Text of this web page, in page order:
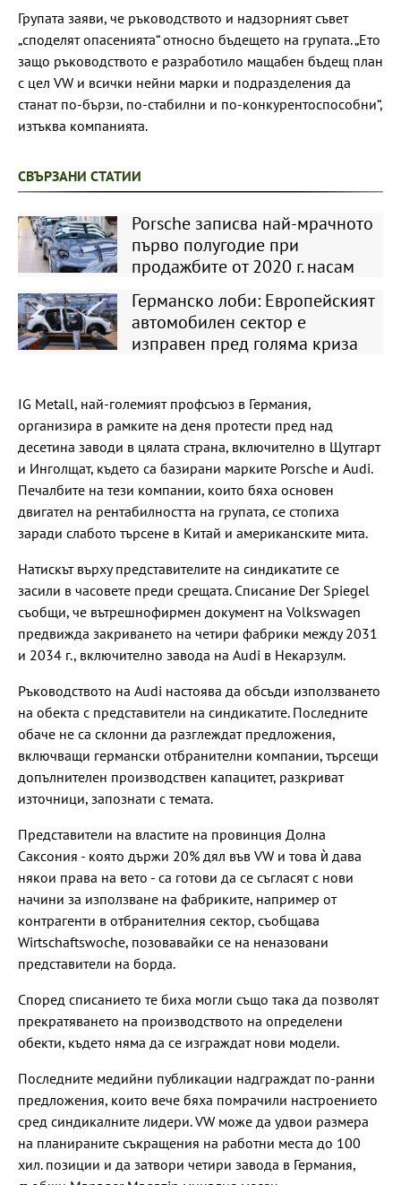
Групата заяви, че ръководството и надзорният съвет
„споделят опасенията“ относно бъдещето на групата. „Ето
защо ръководството е разработило мащабен бъдещ план
с цел VW и всички нейни марки и подразделения да
станат по-бързи, по-стабилни и по-конкурентоспособни“,
изтъква компанията.
СВЪРЗАНИ СТАТИИ
Porsche записва най-мрачното
първо полугодие при
продажбите от 2020 г. насам
Германско лоби: Европейският
автомобилен сектор е
изправен пред голяма криза
IG Metall, най-големият профсъюз в Германия,
организира в рамките на деня протести пред над
десетина заводи в цялата страна, включително в Щутгарт
и Инголщат, където са базирани марките Porsche и Audi.
Печалбите на тези компании, които бяха основен
двигател на рентабилността на групата, се стопиха
заради слабото търсене в Китай и американските мита.
Натискът върху представителите на синдикатите се
засили в часовете преди срещата. Списание Der Spiegel
съобщи, че вътрешнофирмен документ на Volkswagen
предвижда закриването на четири фабрики между 2031
и 2034 г., включително завода на Audi в Некарзулм.
Ръководството на Audi настоява да обсъди използването
на обекта с представители на синдикатите. Последните
обаче не са склонни да разглеждат предложения,
включващи германски отбранителни компании, търсещи
допълнителен производствен капацитет, разкриват
източници, запознати с темата.
Представители на властите на провинция Долна
Саксония - която държи 20% дял във VW и това ѝ дава
някои права на вето - са готови да се съгласят с нови
начини за използване на фабриките, например от
контрагенти в отбранителния сектор, съобщава
Wirtschaftswoche, позовавайки се на неназовани
представители на борда.
Според списанието те биха могли също така да позволят
прекратяването на производството на определени
обекти, където няма да се изграждат нови модели.
Последните медийни публикации надграждат по-ранни
предложения, които вече бяха помрачили настроението
сред синдикалните лидери. VW може да удвои размера
на планираните съкращения на работни места до 100
хил. позиции и да затвори четири завода в Германия,